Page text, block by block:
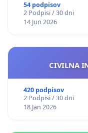
54 podpisov
2 Podpisi / 30 dni
14 Jun 2026
CIVILNA
420 podpisov
2 Podpisi / 30 dni
18 Jan 2026